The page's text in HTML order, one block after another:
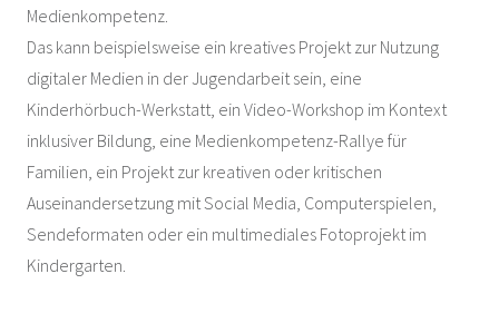
Medienkompetenz.
Das kann beispielsweise ein kreatives Projekt zur Nutzung
digitaler Medien in der Jugendarbeit sein, eine
Kinderhörbuch-Werkstatt, ein Video-Workshop im Kontext
inklusiver Bildung, eine Medienkompetenz-Rallye für
Familien, ein Projekt zur kreativen oder kritischen
Auseinandersetzung mit Social Media, Computerspielen,
Sendeformaten oder ein multimediales Fotoprojekt im
Kindergarten.